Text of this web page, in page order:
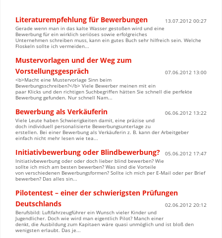
Literaturempfehlung für Bewerbungen
13.07.2012 00:27
Gerade wenn man in das kalte Wasser gestoßen wird und eine
Bewerbung für ein wirklich seriöses sowie erfolgreiches
Unternehmen schreiben muss, kann ein gutes Buch sehr hilfreich sein. Welche
Floskeln sollte ich vermeiden...
Mustervorlagen und der Weg zum
Vorstellungsgespräch
07.06.2012 13:00
<b>Macht eine Mustervorlage Sinn beim
Bewerbungsschreiben?</b> Viele Bewerber meinen mit ein
paar Klicks und den richtigen Suchbegriffen hätten Sie schnell die perfekte
Bewerbung gefunden. Nur schnell Nam...
Bewerbung als Verkäuferin
06.06.2012 13:22
Viele Leute haben Schwierigkeiten damit, eine präzise und
doch individuell personalisierte Bewerbungsunterlage zu
erstellen. Bei einer Bewerbung als Verkäuferin z. B. kann der Arbeitgeber
einfach nicht mehr lesen wie tea...
Initiativbewerbung oder Blindbewerbung?
05.06.2012 17:47
Initiativbewerbung oder oder doch lieber blind bewerben? Wie
sollte ich mich am besten bewerben? Was sind die Vorteile
von verschiedenen Bewerbungsformen? Sollte ich mich per E-Mail oder per Brief
bewerben? Das alles sin...
Pilotentest – einer der schwierigsten Prüfungen
Deutschlands
02.06.2012 20:12
Berufsbild: Luftfahrzeugführer ein Wunsch vieler Kinder und
Jugendlicher. Doch wie wird man eigentlich Pilot? Manch einer
denkt, die Ausbildung zum Kapitaen wäre quasi unmöglich und ist bloß den
wenigsten erlaubt. Das je...